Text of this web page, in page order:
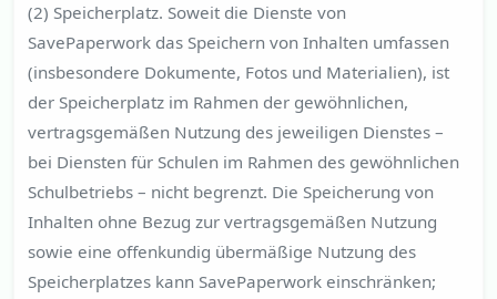
(2) Speicherplatz. Soweit die Dienste von
SavePaperwork das Speichern von Inhalten umfassen
(insbesondere Dokumente, Fotos und Materialien), ist
der Speicherplatz im Rahmen der gewöhnlichen,
vertragsgemäßen Nutzung des jeweiligen Dienstes –
bei Diensten für Schulen im Rahmen des gewöhnlichen
Schulbetriebs – nicht begrenzt. Die Speicherung von
Inhalten ohne Bezug zur vertragsgemäßen Nutzung
sowie eine offenkundig übermäßige Nutzung des
Speicherplatzes kann SavePaperwork einschränken;